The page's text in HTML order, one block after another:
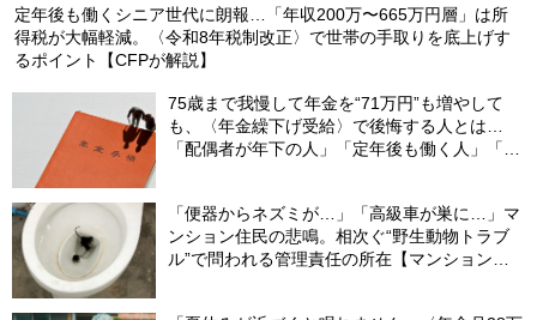
定年後も働くシニア世代に朗報…「年収200万〜665万円層」は所
得税が大幅軽減。〈令和8年税制改正〉で世帯の手取りを底上げす
るポイント【CFPが解説】
75歳まで我慢して年金を“71万円”も増やして
も、〈年金繰下げ受給〉で後悔する人とは…
「配偶者が年下の人」「定年後も働く人」「特
「便器からネズミが…」「高級車が巣に…」マ
ンション住民の悲鳴。相次ぐ“野生動物トラブ
ル”で問われる管理責任の所在【マンション管